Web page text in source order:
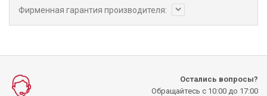
Фирменная гарантия производителя:
Остались вопросы?
Обращайтесь с 10:00 до 17:00